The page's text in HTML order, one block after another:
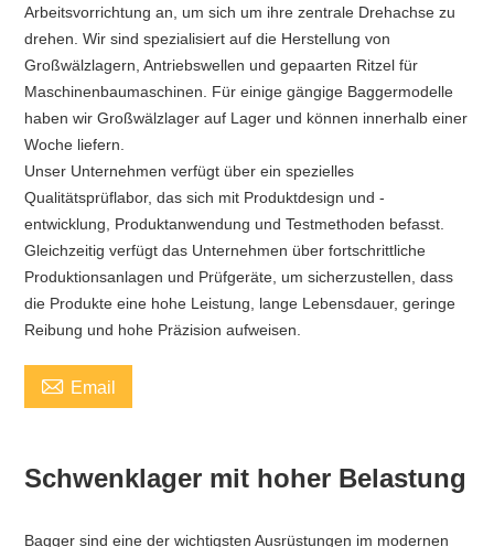
Arbeitsvorrichtung an, um sich um ihre zentrale Drehachse zu
drehen. Wir sind spezialisiert auf die Herstellung von
Großwälzlagern, Antriebswellen und gepaarten Ritzel für
Maschinenbaumaschinen. Für einige gängige Baggermodelle
haben wir Großwälzlager auf Lager und können innerhalb einer
Woche liefern.
Unser Unternehmen verfügt über ein spezielles
Qualitätsprüflabor, das sich mit Produktdesign und -
entwicklung, Produktanwendung und Testmethoden befasst.
Gleichzeitig verfügt das Unternehmen über fortschrittliche
Produktionsanlagen und Prüfgeräte, um sicherzustellen, dass
die Produkte eine hohe Leistung, lange Lebensdauer, geringe
Reibung und hohe Präzision aufweisen.
 Email
Schwenklager mit hoher Belastung
Bagger sind eine der wichtigsten Ausrüstungen im modernen